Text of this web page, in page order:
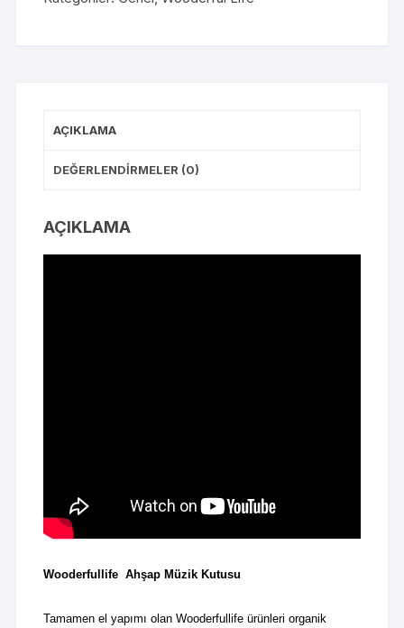
AÇIKLAMA
DEĞERLENDIRMELER (0)
AÇIKLAMA
Wooderfullife Ahşap Müzik Kutusu
Tamamen el yapımı olan Wooderfullife ürünleri organik